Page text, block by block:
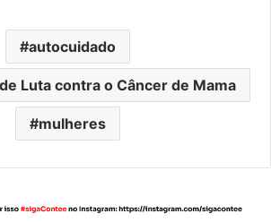
autocuidado
Luta contra o Câncer de Mama
mulheres